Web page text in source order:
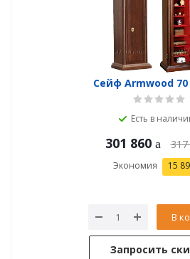
Сейф Armwood 70
Есть в
301 860 317
Экономия 15
В
Запросить